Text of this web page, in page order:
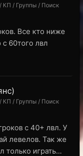
КП / Группы / Поиск
Все кто ниже
60того лвл
КП / Группы / Поиск
с 40+ лвл. У
левелов. Так же
только играть...